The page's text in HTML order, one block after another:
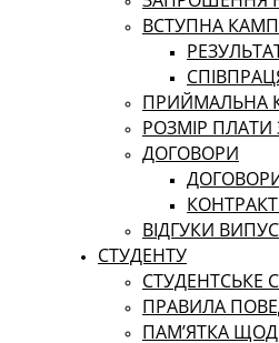
ВСТУПНА
ПРИЙМАЛЬНА
РОЗМІР
ДОГОВОРИ
ВІДГУКИ
СТУДЕНТУ
CТУДЕНТСЬКЕ
ПРАВИЛА
ПАМ’ЯТКА